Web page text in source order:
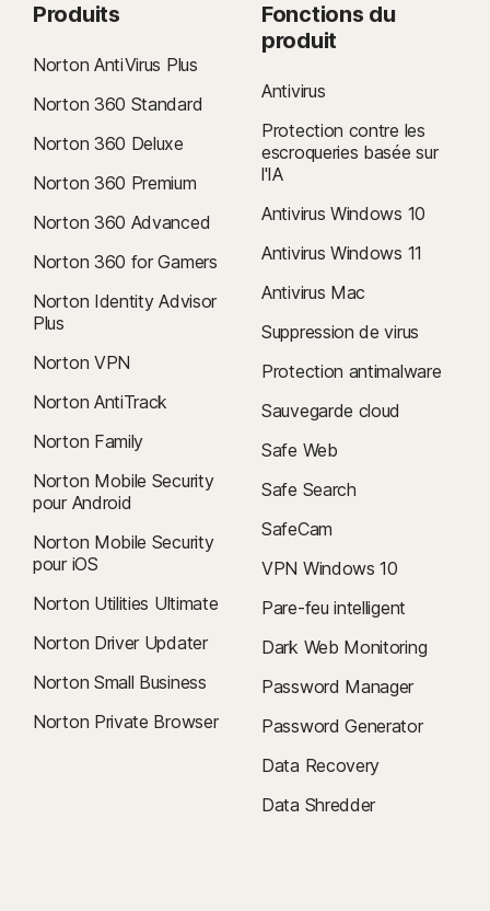
Produits
Norton AntiVirus Plus
Norton 360 Standard
Norton 360 Deluxe
Norton 360 Premium
Norton 360 Advanced
Norton 360 for Gamers
Norton Identity Advisor
Plus
Norton VPN
Norton AntiTrack
Norton Family
Norton Mobile Security
pour Android
Norton Mobile Security
pour iOS
Norton Utilities Ultimate
Norton Driver Updater
Norton Small Business
Norton Private Browser
Fonctions du
produit
Antivirus
Protection contre les
escroqueries basée sur
l'IA
Antivirus Windows 10
Antivirus Windows 11
Antivirus Mac
Suppression de virus
Protection antimalware
Sauvegarde cloud
Safe Web
Safe Search
SafeCam
VPN Windows 10
Pare-feu intelligent
Dark Web Monitoring
Password Manager
Password Generator
Data Recovery
Data Shredder